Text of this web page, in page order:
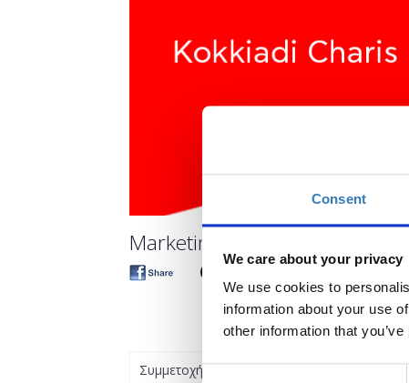
Consent
We care about your privacy
We use cookies to
information about your use
other information that
Consent
Marketing Τips for your Blog /
Συμμετοχή